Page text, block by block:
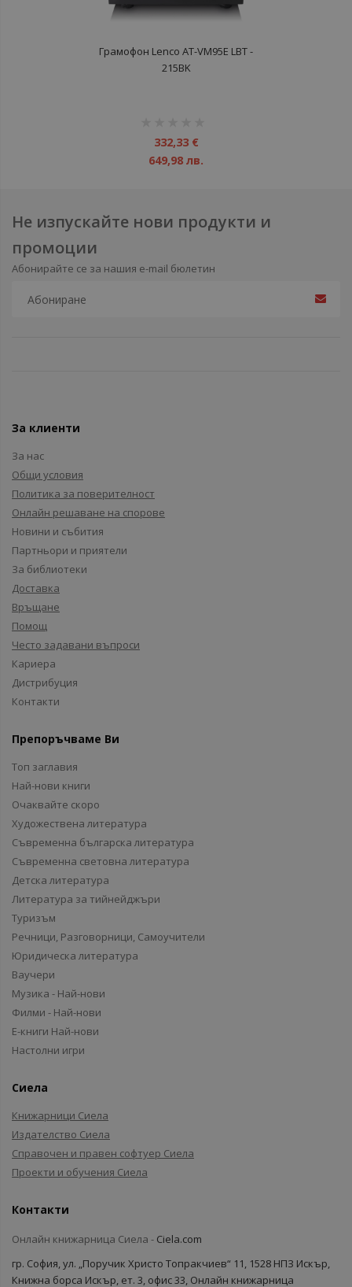
Грамофон Lenco AT-VM95E LBT -
215BK
332,33 €
649,98 лв.
Не изпускайте нови продукти и
промоции
Абонирайте се за нашия e-mail бюлетин
За клиенти
За нас
Общи условия
Политика за поверителност
Онлайн решаване на спорове
Новини и събития
Партньори и приятели
За библиотеки
Доставка
Връщане
Помощ
Често задавани въпроси
Кариера
Дистрибуция
Контакти
Препоръчваме Ви
Топ заглавия
Най-нови книги
Очаквайте скоро
Художествена литература
Съвременна българска литература
Съвременна световна литература
Детска литература
Литература за тийнейджъри
Туризъм
Речници, Разговорници, Самоучители
Юридическа литература
Ваучери
Музика - Най-нови
Филми - Най-нови
Е-книги Най-нови
Настолни игри
Сиела
Книжарници Сиела
Издателство Сиела
Справочен и правен софтуер Сиела
Проекти и обучения Сиела
Контакти
Онлайн книжарница Сиела - Ciela.com
гр. София, ул. „Поручик Христо Топракчиев“ 11, 1528 НПЗ Искър,
Книжна борса Искър, ет. 3, офис 33, Онлайн книжарница